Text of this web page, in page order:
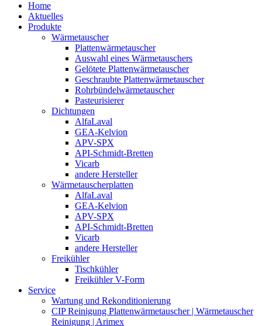
Home
Aktuelles
Produkte
Wärmetauscher
Plattenwärmetauscher
Auswahl eines Wärmetauschers
Gelötete Plattenwärmetauscher
Geschraubte Plattenwärmetauscher
Rohrbündelwärmetauscher
Pasteurisierer
Dichtungen
AlfaLaval
GEA-Kelvion
APV-SPX
API-Schmidt-Bretten
Vicarb
andere Hersteller
Wärmetauscherplatten
AlfaLaval
GEA-Kelvion
APV-SPX
API-Schmidt-Bretten
Vicarb
andere Hersteller
Freikühler
Tischkühler
Freikühler V-Form
Service
Wartung und Rekonditionierung
CIP Reinigung Plattenwärmetauscher | Wärmetauscher
Reinigung | Arimex